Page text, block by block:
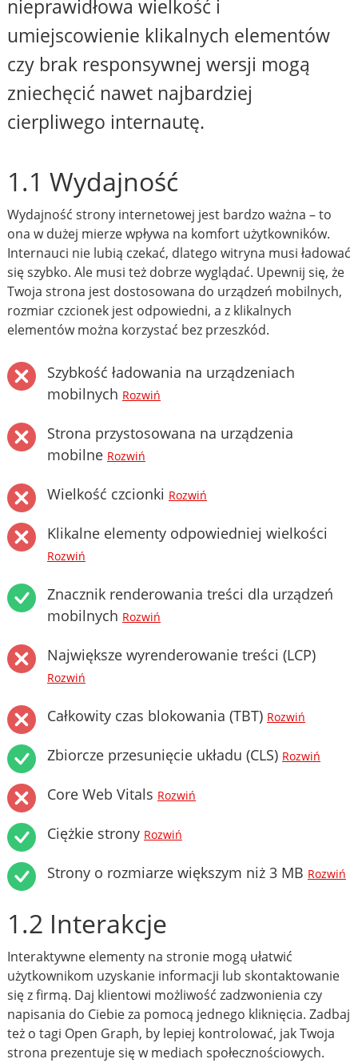
nieprawidłowa wielkość i
umiejscowienie klikalnych elementów
czy brak responsywnej wersji mogą
zniechęcić nawet najbardziej
cierpliwego internautę.
1.1 Wydajność
Wydajność strony internetowej jest bardzo ważna – to
ona w dużej mierze wpływa na komfort użytkowników.
Internauci nie lubią czekać, dlatego witryna musi ładować
się szybko. Ale musi też dobrze wyglądać. Upewnij się, że
Twoja strona jest dostosowana do urządzeń mobilnych,
rozmiar czcionek jest odpowiedni, a z klikalnych
elementów można korzystać bez przeszkód.
Szybkość ładowania na urządzeniach
mobilnych Rozwiń
Strona przystosowana na urządzenia
mobilne Rozwiń
Wielkość czcionki Rozwiń
Klikalne elementy odpowiedniej wielkości
Rozwiń
Znacznik renderowania treści dla urządzeń
mobilnych Rozwiń
Największe wyrenderowanie treści (LCP)
Rozwiń
Całkowity czas blokowania (TBT) Rozwiń
Zbiorcze przesunięcie układu (CLS) Rozwiń
Core Web Vitals Rozwiń
Ciężkie strony Rozwiń
Strony o rozmiarze większym niż 3 MB Rozwiń
1.2 Interakcje
Interaktywne elementy na stronie mogą ułatwić
użytkownikom uzyskanie informacji lub skontaktowanie
się z firmą. Daj klientowi możliwość zadzwonienia czy
napisania do Ciebie za pomocą jednego kliknięcia. Zadbaj
też o tagi Open Graph, by lepiej kontrolować, jak Twoja
strona prezentuje się w mediach społecznościowych.